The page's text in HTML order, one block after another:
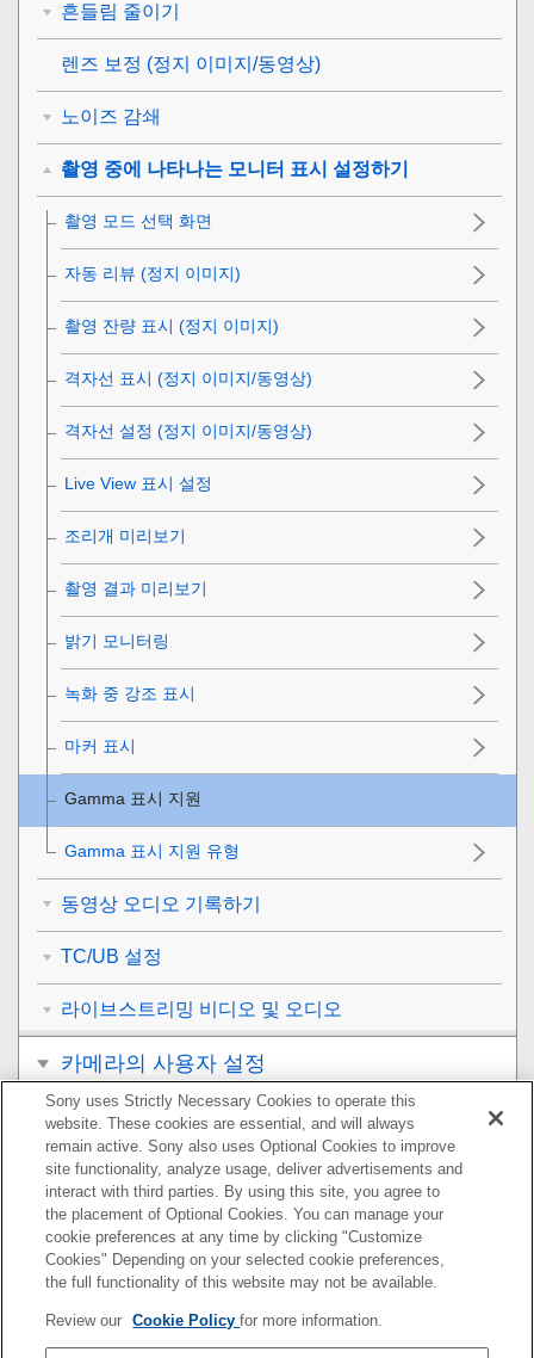
흔들림 줄이기
렌즈 보정 (정지 이미지/동영상)
노이즈 감쇄
촬영 중에 나타나는 모니터 표시 설정하기
촬영 모드 선택 화면
자동 리뷰 (정지 이미지)
촬영 잔량 표시 (정지 이미지)
격자선 표시 (정지 이미지/동영상)
격자선 설정 (정지 이미지/동영상)
Live View 표시 설정
조리개 미리보기
촬영 결과 미리보기
밝기 모니터링
녹화 중 강조 표시
마커 표시
Gamma 표시 지원
Gamma 표시 지원 유형
동영상 오디오 기록하기
TC/UB 설정
라이브스트리밍 비디오 및 오디오
카메라의 사용자 설정
보기
카메라 설정 변경하기
스마트폰으로 사용할 수 있는 기능
컴퓨터 사용하기
클라우드 서비스 사용하기
Sony uses Strictly Necessary Cookies to operate this
website. These cookies are essential, and will always
remain active. Sony also uses Optional Cookies to improve
site functionality, analyze usage, deliver advertisements and
interact with third parties. By using this site, you agree to
the placement of Optional Cookies. You can manage your
cookie preferences at any time by clicking "Customize
Cookies" Depending on your selected cookie preferences,
the full functionality of this website may not be available.
Review our Cookie Policyfor more information.